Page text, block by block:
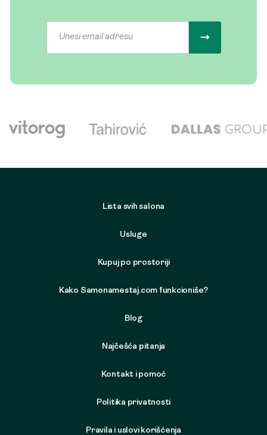
Lista svih salona
Usluge
Kupuj po prostoriji
Kako Samonamestaj.com funkcioniše?
Blog
Najčešća pitanja
Kontakt i pomoć
Politika privatnosti
Pravila i uslovi korišćenja